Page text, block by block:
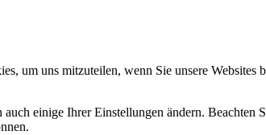
um uns mitzuteilen, wenn Sie unsere Websites
einige Ihrer Einstellungen ändern.